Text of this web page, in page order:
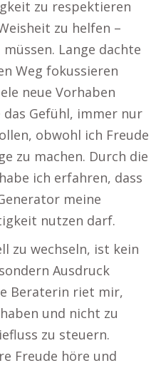
zu respektieren
zu helfen –
Lange dachte
Weg fokussieren
neue Vorhaben
Gefühl, immer nur
obwohl ich Freude
zu machen. Durch die
ich erfahren, dass
meine
nutzen darf.
zu wechseln, ist kein
Ausdruck
Beraterin riet mir,
und nicht zu
zu steuern.
Freude höre und